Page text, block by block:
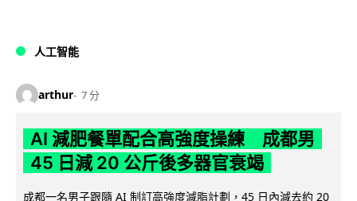
人工智能
arthur 7 分
AI 減肥餐單配合高強度操練 成都男
45 日減 20 公斤後多器官衰竭
成都一名男子跟隨 AI 制訂高強度減脂計劃，45 日內減去約 20